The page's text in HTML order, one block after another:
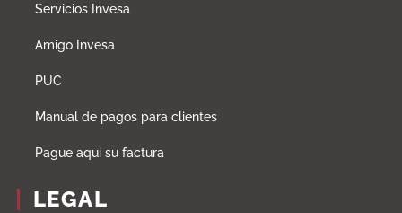
Servicios Invesa
Amigo Invesa
PUC
Manual de pagos para clientes
Pague aqui su factura
LEGAL